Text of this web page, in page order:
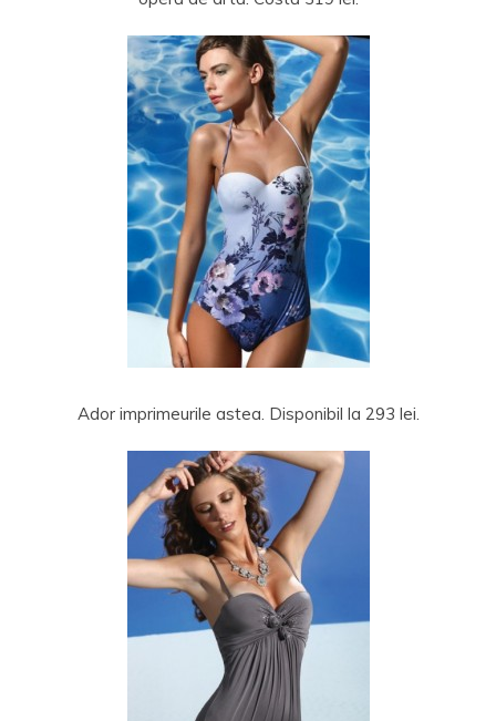
Ador imprimeurile astea. Disponibil la 293 lei.